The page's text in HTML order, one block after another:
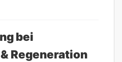
bei
Regeneration